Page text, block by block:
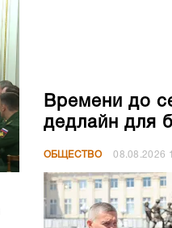
Времени до
дедлайн для
ОБЩЕСТВО 08.08.2026